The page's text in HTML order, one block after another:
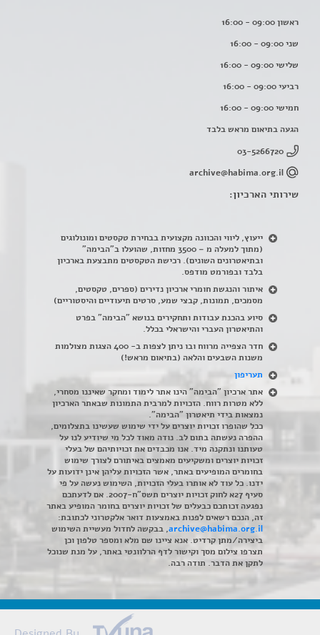
ראשון 09:00 - 16:00
שני 09:00 - 16:00
שלישי 09:00 - 16:00
רביעי 09:00 - 16:00
חמישי 09:00 - 16:00
הגעה בתיאום מראש בלבד
03-5266720
archive@habima.org.il
שירותי הארכיון:
ייעוץ, ליווי והכוונה מקצועית בבחירת טקסטים ומונולוגים
(מתוך למעלה מ – 3500 מחזות, שהועלו ב"הבימה"
ובתיאטרונים השונים). רכישת הטקסטים מתבצעת בארכיון
בלבד ובפורמט מודפס.
איתור והנגשת חומרי ארכיון נדירים (ספרים, טקסטים,
מסמכים, תמונות, קבצי שמע, סרטים תיעודיים והיסטוריים)
סיוע בהכנת עבודות ותחקירים בנושא "הבימה" בפרט
והתיאטרון העברי והישראלי בכלל.
חדר הצפייה מרווח ובו ניתן לצפות ב- 400 הצגות מצולמות
משנות השבעים והלאה (בתיאום מראש!)
תעריפון
אתר ארכיון "הבימה" הינו אתר לימוד ומחקר שאיננו מסחרי,
ללא מטרות רווח. הזכויות למרבית התמונות שבאתר הארכיון
נמצאות בידי תיאטרון "הבימה".
ככל שהופרו זכויות יוצרים על ידי שימוש שעשינו בתצלומים,
ההפרה נעשתה בתום לב. נודה מאוד לכל מי שיודיע לנו על
טעותנו ונתקנה מיד. אנו מכבדים את זכויותיהם של בעלי
זכויות יוצרים ומשקיעים מאמצים באיתורם לצורך שימוש
בחומרים המופיעים באתר, אשר הזכויות עליהן אינן ידועות על
ידנו. כל עוד לא אותרו בעלי הזכויות, השימוש נעשה על פי
סעיף 27א לחוק זכויות יוצרים תשס"ח-2007. אם לדעתכם
נפגעה זכותכם כבעלים של זכויות יוצרים בחומר המופיע באתר
זה, הנכם רשאים לפנות באמצעות דואר אלקטרוני לכתובת:
archive@habima.org.il, בבקשה לחדול מעשיית השימוש
ביצירה/מתן קרדיט. אנא ציינו שם מלא ומספר טלפון וכן
תצרפו צילום מסך וקישור לדף הרלוונטי באתר, על מנת שנוכל
לתקן את הדבר. תודה רבה.